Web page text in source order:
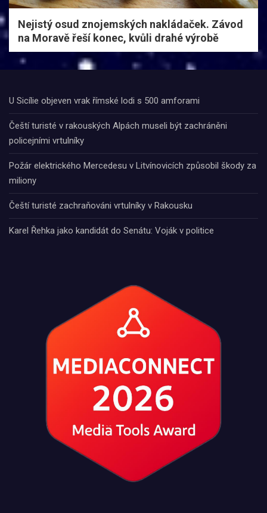
Nejistý osud znojemských nakládaček. Závod
na Moravě řeší konec, kvůli drahé výrobě
U Sicílie objeven vrak římské lodi s 500 amforami
Čeští turisté v rakouských Alpách museli být zachráněni
policejními vrtulníky
Požár elektrického Mercedesu v Litvínovicích způsobil škody za
miliony
Čeští turisté zachraňováni vrtulníky v Rakousku
Karel Řehka jako kandidát do Senátu: Voják v politice